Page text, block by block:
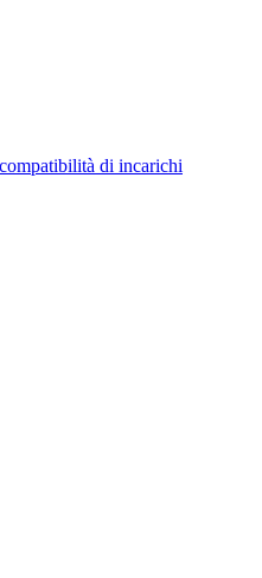
di incarichi